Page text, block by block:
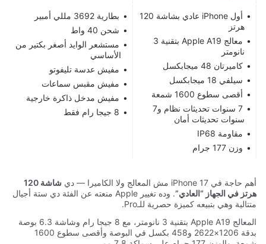
أول iPhone عادي بشاشة 120
هرتز
معالج Apple A19 بتقنية 3
نانومتر
كاميرتان 48 ميجابكسل
سيلفي 18 ميجابكسل
أقصى سطوع 1600 شمعة
7 سنوات تحديثات نظام و7
سنوات تحديثات أمان
مقاومة IP68
وزن 177 جرام
بطارية 3692 مللي أمبير
شحن 40 واط
مستشعر الوايد أصغر بكتير من
الأساسي
مفيش عدسة تليفوتو
مفيش مقبس سماعات
مفيش مدخل ذاكرة خارجية
8 جيجا رام فقط
أهم حاجة في iPhone 17 مش المعالج ولا الكاميرا — دي
شاشة 120
هرتز في الجهاز “العادي”
. وده تغيير Apple منعته عن الفئة دي ستة أجيال
متتالية وهي بتبيعه كميزة حصرية للـPro.
المعالج Apple A19 بتقنية 3 نانومتر، مع 8 جيجا رام وشاشة 6.3 بوصة
بدقة 1206×2622 و458 بكسل في البوصة وأقصى سطوع 1600